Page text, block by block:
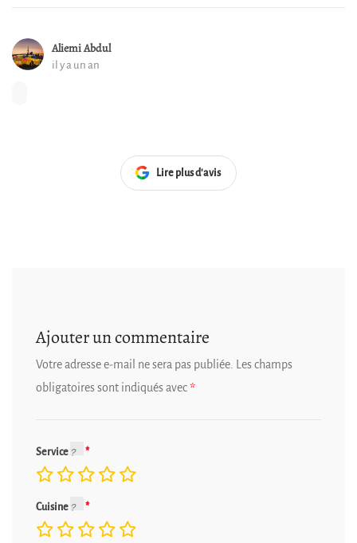
Aliemi Abdul
il y a un an
Lire plus d'avis
Ajouter un commentaire
Votre adresse e-mail ne sera pas publiée.
Les champs
obligatoires sont indiqués avec*
Service
Cuisine